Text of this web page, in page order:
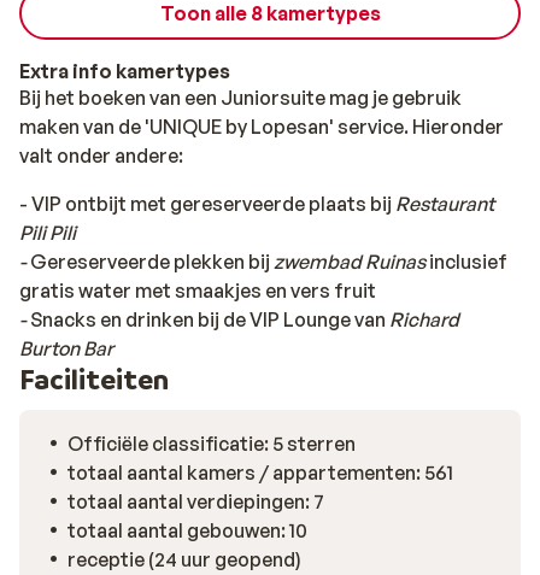
Toon alle 8 kamertypes
Extra info kamertypes
Bij het boeken van een Juniorsuite mag je gebruik
maken van de 'UNIQUE by Lopesan' service. Hieronder
valt onder andere:
- VIP ontbijt met gereserveerde plaats bij Restaurant
Pili Pili
-Gereserveerde plekken bij zwembad Ruinasinclusief
gratis water met smaakjes en vers fruit
-Snacks en drinken bij de VIP Lounge van Richard
Burton Bar
Faciliteiten
Officiële classificatie: 5 sterren
totaal aantal kamers / appartementen: 561
totaal aantal verdiepingen: 7
totaal aantal gebouwen: 10
receptie (24 uur geopend)